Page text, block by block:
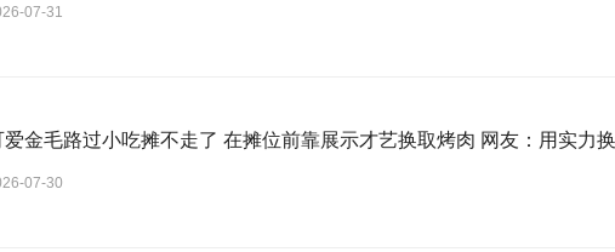
07-31
爱金毛路过小吃摊不走了 在摊位前靠展示才艺换取烤肉 网友：用实力
07-30